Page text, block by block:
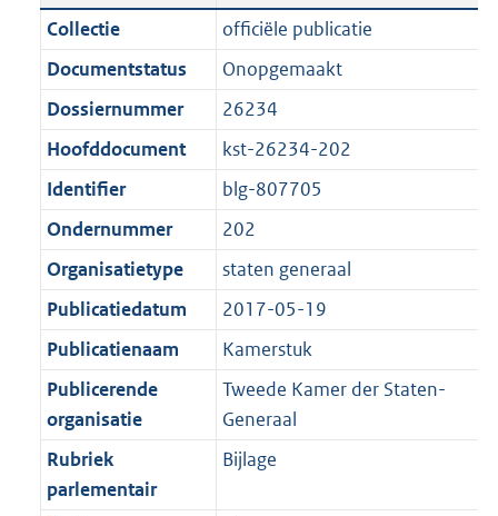
c
t
i
e
n
f
o
r
m
a
a
t
t
:
4
8
K
b
n
d
s
r
o
o
t
e
:
1
K
b
a
n
d
g
r
o
t
t
e
:
1
K
b
Collectie
officiële publicatie
Documentstatus
Onopgemaakt
Dossiernummer
26234
Hoofddocument
kst-26234-202
Identifier
blg-807705
Ondernummer
202
Organisatietype
staten generaal
Publicatiedatum
2017-05-19
Publicatienaam
Kamerstuk
Publicerende
organisatie
Tweede Kamer der Staten-
Generaal
Rubriek
parlementair
Bijlage